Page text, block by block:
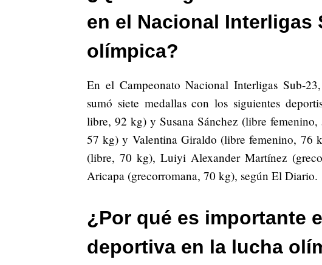
en el Nacional Interligas
olímpica?
En el Campeonato Nacional Interligas Sub-
sumó siete medallas con los siguientes
libre, 92 kg) y Susana Sánchez (libre
57 kg) y Valentina Giraldo (libre femenino, 76
(libre, 70 kg), Luiyi Alexander Martínez
Aricapa (grecorromana, 70 kg), según El Diario.
¿Por qué es importante
deportiva en la lucha